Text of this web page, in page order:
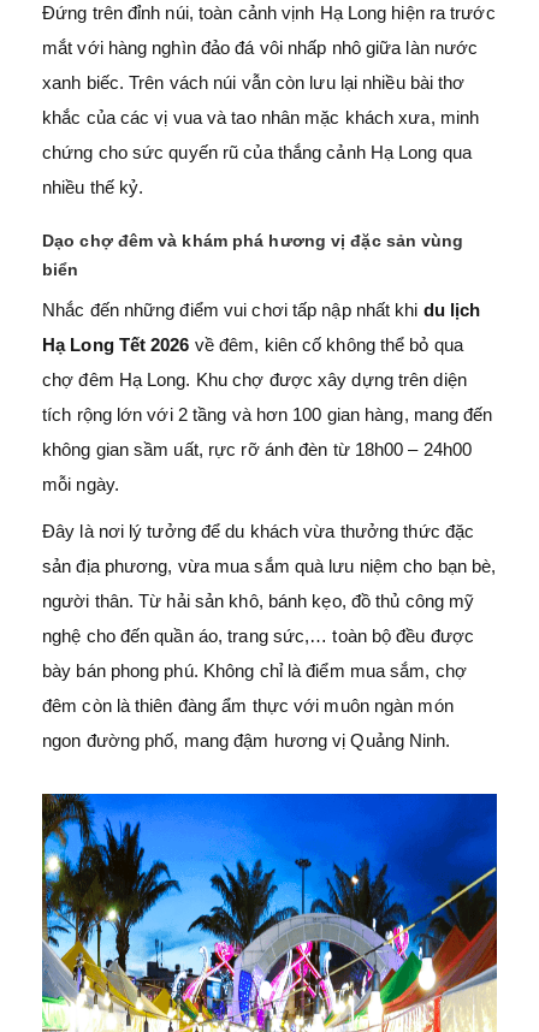
Đứng trên đỉnh núi, toàn cảnh vịnh Hạ Long hiện ra trước
mắt với hàng nghìn đảo đá vôi nhấp nhô giữa làn nước
xanh biếc. Trên vách núi vẫn còn lưu lại nhiều bài thơ
khắc của các vị vua và tao nhân mặc khách xưa, minh
chứng cho sức quyến rũ của thắng cảnh Hạ Long qua
nhiều thế kỷ.
Dạo chợ đêm và khám phá hương vị đặc sản vùng
biển
Nhắc đến những điểm vui chơi tấp nập nhất khi du lịch
Hạ Long Tết 2026 về đêm, kiên cố không thể bỏ qua
chợ đêm Hạ Long. Khu chợ được xây dựng trên diện
tích rộng lớn với 2 tầng và hơn 100 gian hàng, mang đến
không gian sầm uất, rực rỡ ánh đèn từ 18h00 – 24h00
mỗi ngày.
Đây là nơi lý tưởng để du khách vừa thưởng thức đặc
sản địa phương, vừa mua sắm quà lưu niệm cho bạn bè,
người thân. Từ hải sản khô, bánh kẹo, đồ thủ công mỹ
nghệ cho đến quần áo, trang sức,… toàn bộ đều được
bày bán phong phú. Không chỉ là điểm mua sắm, chợ
đêm còn là thiên đàng ẩm thực với muôn ngàn món
ngon đường phố, mang đậm hương vị Quảng Ninh.